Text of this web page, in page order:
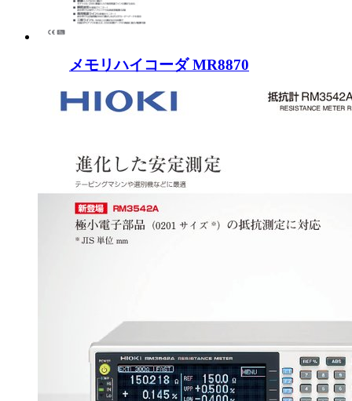
メモリハイコーダ MR8870